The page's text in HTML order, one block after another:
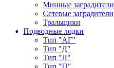
Минные заградители
Сетевые заградители
Тральщики
Подводные лодки
Тип "АГ"
Тип "Д"
Тип "Л"
Тип "П"